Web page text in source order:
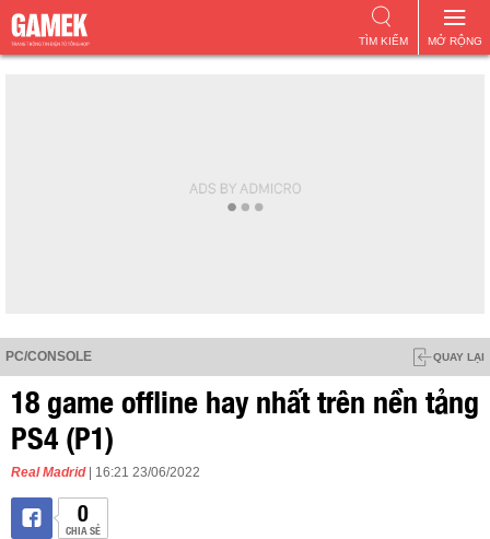
MỞ RỘNG
TÌM KIẾM
PC/CONSOLE QUAY LẠI
18 game offline hay nhất trên nền tảng
PS4 (P1)
Real Madrid | 16:21 23/06/2022
0
CHIA SẺ